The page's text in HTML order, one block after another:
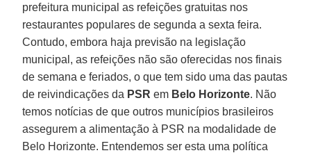
prefeitura municipal as refeições gratuitas nos
restaurantes populares de segunda a sexta feira.
Contudo, embora haja previsão na legislação
municipal, as refeições não são oferecidas nos finais
de semana e feriados, o que tem sido uma das pautas
de reivindicações da PSRem Belo Horizonte. Não
temos notícias de que outros municípios brasileiros
assegurem a alimentação à PSR na modalidade de
Belo Horizonte. Entendemos ser esta uma política